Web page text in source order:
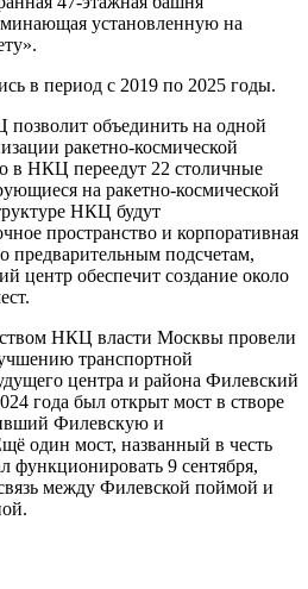
установленную на
в период с 2019 по 2025 годы.
объединить на одной
ракетно-космической
в НКЦ переедут 22 столичные
на ракетно-космической
НКЦ будут
пространство и корпоративная
предварительным подсчетам,
центр обеспечит создание около
НКЦ власти Москвы провели
транспортной
центра и района Филевский
года был открыт мост в створе
Филевскую и
один мост, названный в честь
функционировать 9 сентября,
между Филевской поймой и